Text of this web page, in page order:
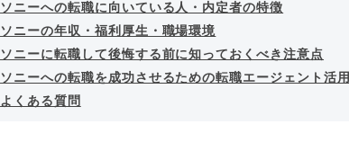
ソニーへの転職に向いている人・内定者の特徴
ソニーの年収・福利厚生・職場環境
ソニーに転職して後悔する前に知っておくべき注意点
ソニーへの転職を成功させるための転職エージェント活用
よくある質問